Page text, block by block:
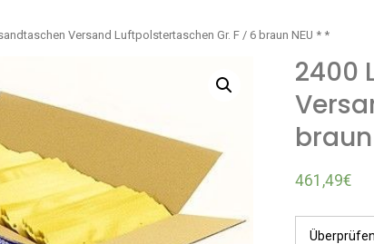
Versand Luftpolstertaschen Gr. F / 6 braun NEU * *
2400
braun
461,49€
Überprüfen